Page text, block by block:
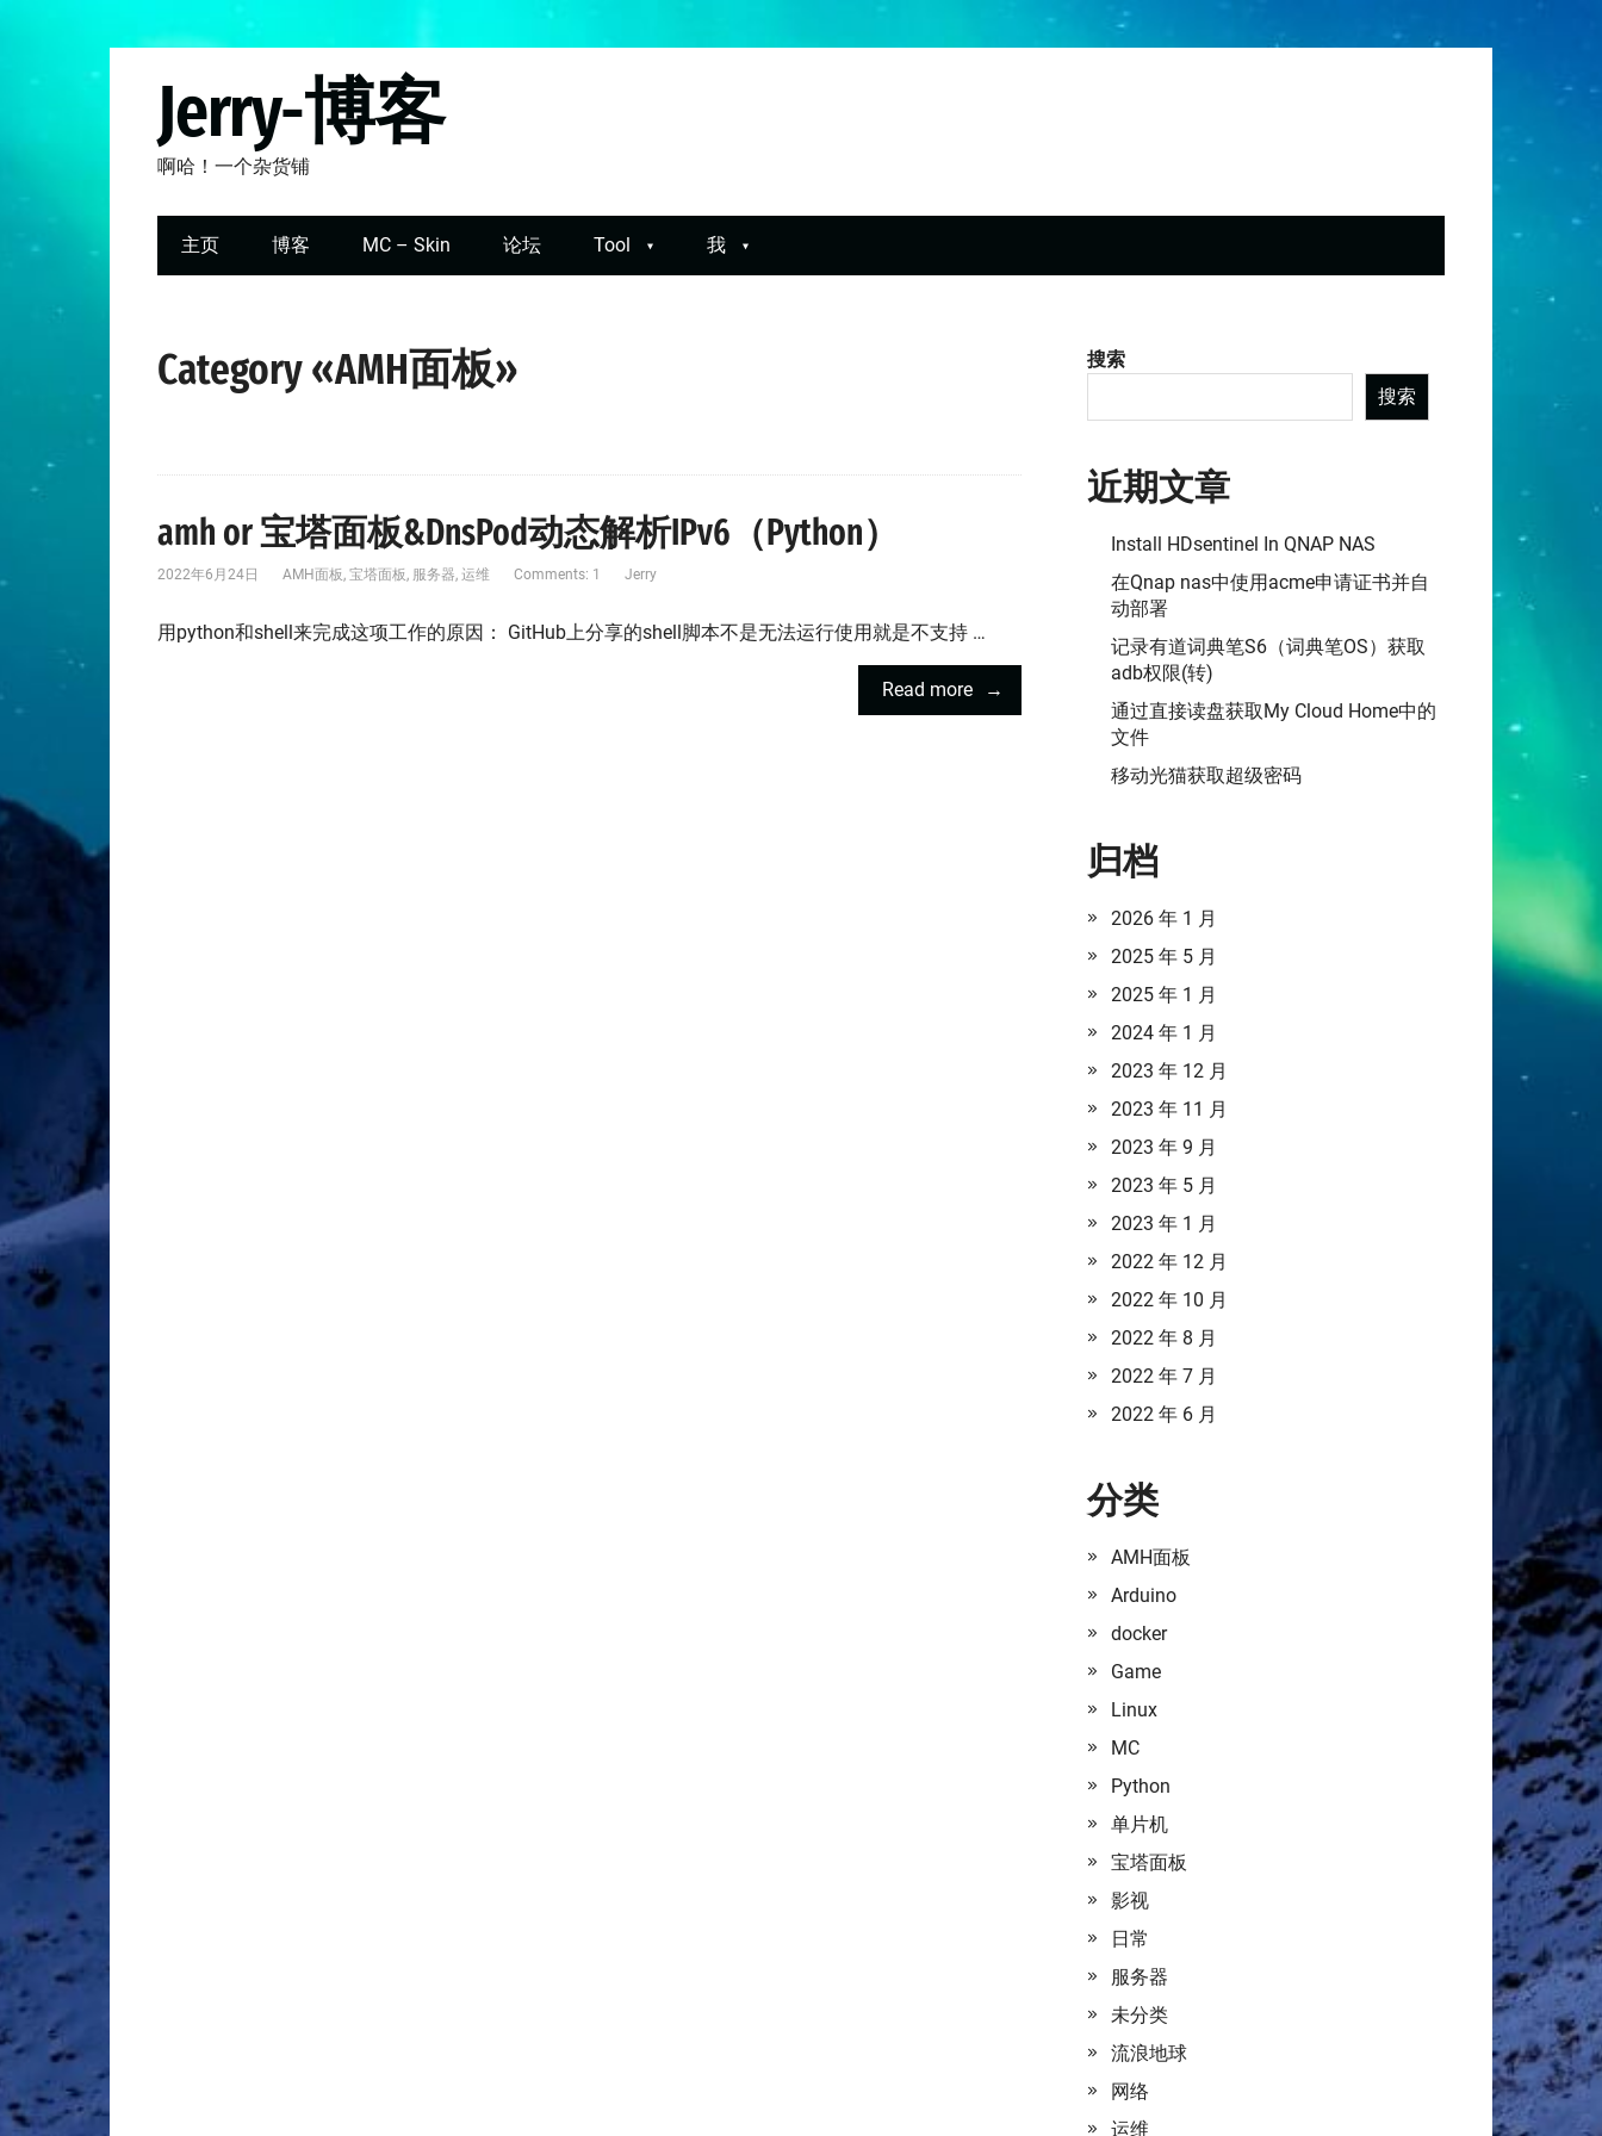
Jerry-博客
啊哈！一个杂货铺
主页 博客 MC – Skin 论坛 Tool 我
Category «AMH面板»
amh or 宝塔面板&DnsPod动态解析IPv6（Python）
2022年6月24日 AMH面板, 宝塔面板, 服务器, 运维 Comments: 1 Jerry
用python和shell来完成这项工作的原因： GitHub上分享的shell脚本不是无法运行使用就是不支持 …
Read more
搜索
搜索
近期文章
Install HDsentinel In QNAP NAS
在Qnap nas中使用acme申请证书并自
动部署
记录有道词典笔S6（词典笔OS）获取
adb权限(转)
通过直接读盘获取My Cloud Home中的
文件
移动光猫获取超级密码
归档
2026 年 1 月
2025 年 5 月
2025 年 1 月
2024 年 1 月
2023 年 12 月
2023 年 11 月
2023 年 9 月
2023 年 5 月
2023 年 1 月
2022 年 12 月
2022 年 10 月
2022 年 8 月
2022 年 7 月
2022 年 6 月
分类
AMH面板
Arduino
docker
Game
Linux
MC
Python
单片机
宝塔面板
影视
日常
服务器
未分类
流浪地球
网络
运维